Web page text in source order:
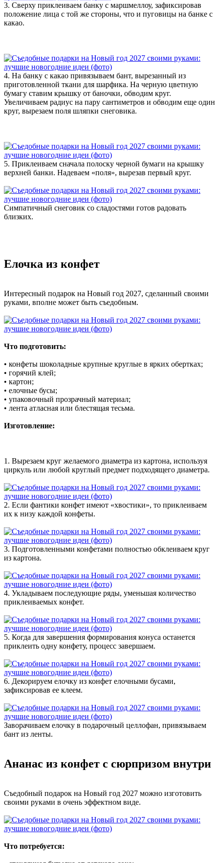
3. Сверху приклеиваем банку с маршмеллоу, зафиксировав
положение лица с той же стороны, что и пуговицы на банке с
какао.
4. На банку с какао привязываем бант, вырезанный из
приготовленной ткани для шарфика. На черную цветную
бумагу ставим крышку от баночки, обводим круг.
Увеличиваем радиус на пару сантиметров и обводим еще один
круг, вырезаем поля шляпки снеговика.
5. Приклеиваем сначала полоску черной бумаги на крышку
верхней банки. Надеваем «поля», вырезав первый круг.
Симпатичный снеговик со сладостями готов радовать
близких.
Елочка из конфет
Интересный подарок на Новый год 2027, сделанный своими
руками, вполне может быть съедобным.
Что подготовить:
• конфеты шоколадные крупные круглые в ярких обертках;
• горячий клей;
• картон;
• елочные бусы;
• упаковочный прозрачный материал;
• лента атласная или блестящая тесьма.
Изготовление:
1. Вырезаем круг желаемого диаметра из картона, используя
циркуль или любой круглый предмет подходящего диаметра.
2. Если фантики конфет имеют «хвостики», то приклеиваем
их к низу каждой конфеты.
3. Подготовленными конфетами полностью обклеиваем круг
из картона.
4. Укладываем последующие ряды, уменьшая количество
приклеиваемых конфет.
5. Когда для завершения формирования конуса останется
приклеить одну конфету, процесс завершаем.
6. Декорируем елочку из конфет елочными бусами,
зафиксировав ее клеем.
Заворачиваем елочку в подарочный целлофан, привязываем
бант из ленты.
Ананас из конфет с сюрпризом внутри
Съедобный подарок на Новый год 2027 можно изготовить
своими руками в очень эффектном виде.
Что потребуется: